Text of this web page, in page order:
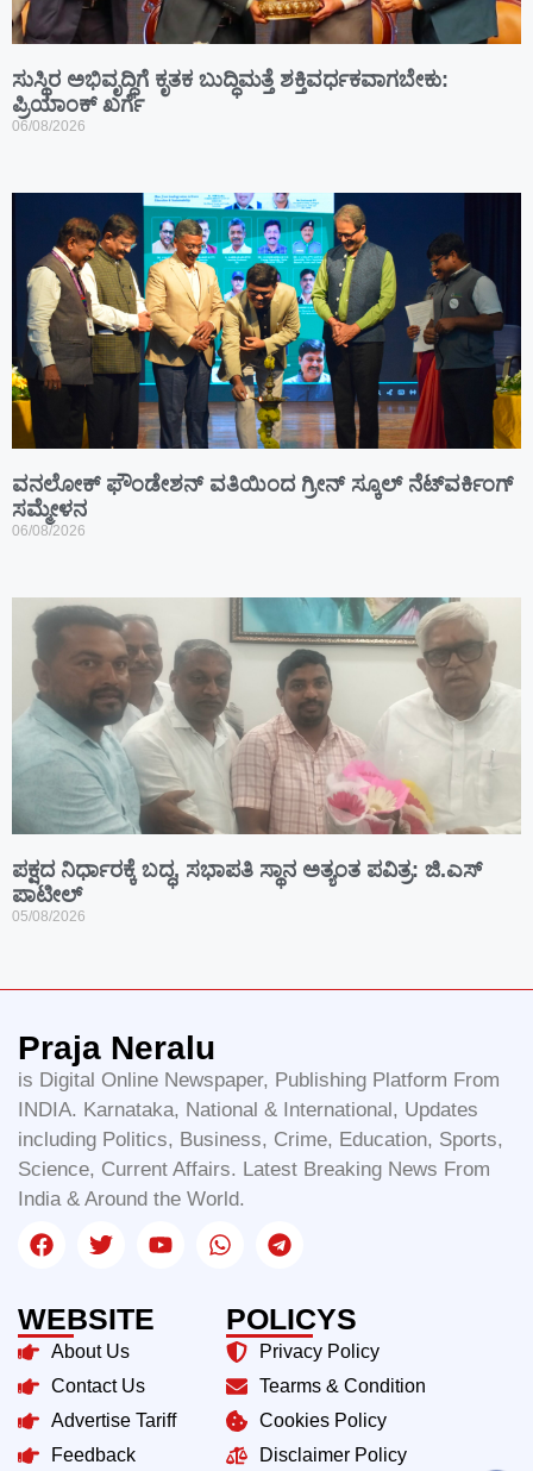
ಸುಸ್ಥಿರ ಅಭಿವೃದ್ಧಿಗೆ ಕೃತಕ ಬುದ್ಧಿಮತ್ತೆ ಶಕ್ತಿವರ್ಧಕವಾಗಬೇಕು:
ಪ್ರಿಯಾಂಕ್ ಖರ್ಗೆ
06/08/2026
ವನಲೋಕ್ ಫೌಂಡೇಶನ್ ವತಿಯಿಂದ ಗ್ರೀನ್ ಸ್ಕೂಲ್ ನೆಟ್‌ವರ್ಕಿಂಗ್
ಸಮ್ಮೇಳನ
06/08/2026
ಪಕ್ಷದ ನಿರ್ಧಾರಕ್ಕೆ ಬದ್ಧ, ಸಭಾಪತಿ ಸ್ಥಾನ ಅತ್ಯಂತ ಪವಿತ್ರ: ಜಿ.ಎಸ್
ಪಾಟೀಲ್
05/08/2026
Praja Neralu
is Digital Online Newspaper, Publishing Platform From
INDIA. Karnataka, National & International, Updates
including Politics, Business, Crime, Education, Sports,
Science, Current Affairs. Latest Breaking News From
India & Around the World.
WEBSITE
About Us
Contact Us
Advertise Tariff
Feedback
POLICYS
Privacy Policy
Tearms & Condition
Cookies Policy
Disclaimer Policy